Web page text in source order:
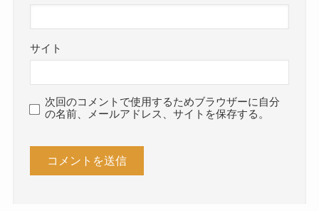
サイト
次回のコメントで使用するためブラウザーに自分
の名前、メールアドレス、サイトを保存する。